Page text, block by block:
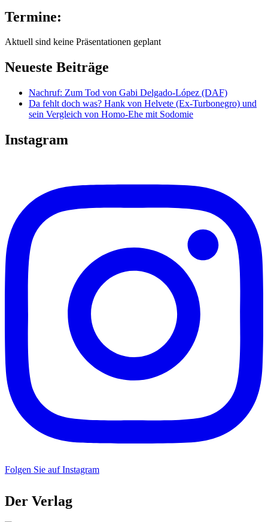
Termine:
Aktuell sind keine Präsentationen geplant
Neueste Beiträge
Nachruf: Zum Tod von Gabi Delgado-López (DAF)
Da fehlt doch was? Hank von Helvete (Ex-Turbonegro) und
sein Vergleich von Homo-Ehe mit Sodomie
Instagram
Folgen Sie auf Instagram
Der Verlag